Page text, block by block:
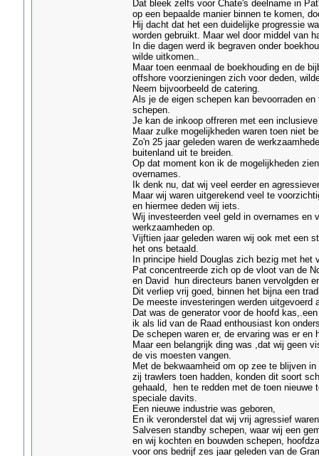
Dat bleek zelfs voor Chate's deelname in
op een bepaalde manier binnen te komen,
Hij dacht dat het een duidelijke progressie
worden gebruikt. Maar wel door middel van
In die dagen werd ik begraven onder
wilde uitkomen..
Maar toen eenmaal de boekhouding en de
offshore voorzieningen zich voor deden,
Neem bijvoorbeeld de catering.
Als je de eigen schepen kan bevoorraden
schepen.
Je kan de inkoop offreren met een
Maar zulke mogelijkheden waren toen niet
Zo'n 25 jaar geleden waren de
buitenland uit te breiden.
Op dat moment kon ik de mogelijkheden
overnames.
Ik denk nu, dat wij veel eerder en
Maar wij waren uitgerekend veel te
en hiermee deden wij iets.
Wij investeerden veel geld in overnames
werkzaamheden op.
Vijftien jaar geleden waren wij ook met een
het ons betaald.
In principe hield Douglas zich bezig met
Pat concentreerde zich op de vloot van de
en David hun directeurs banen vervolgden
Dit verliep vrij goed, binnen het bijna een
De meeste investeringen werden uitgevoerd
Dat was de generator voor de hoofd
ik als lid van de Raad enthousiast kon
De schepen waren er, de ervaring was er
Maar een belangrijk ding was ,dat wij geen
de vis moesten vangen.
Met de bekwaamheid om op zee te blijven
zij trawlers toen hadden, konden dit soort
gehaald, hen te redden met de toen nieuwe
speciale davits.
Een nieuwe industrie was geboren,
En ik veronderstel dat wij vrij agressief
Salvesen standby schepen, waar wij een
en wij kochten en bouwden schepen,
voor ons bedrijf zes jaar geleden van de